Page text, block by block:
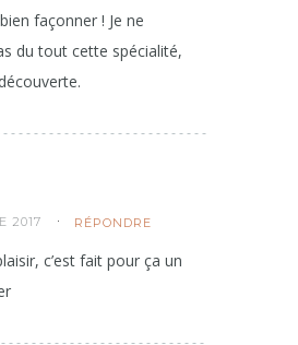
façonner ! Je ne
du tout cette spécialité,
2017 RÉPONDRE
c’est fait pour ça un